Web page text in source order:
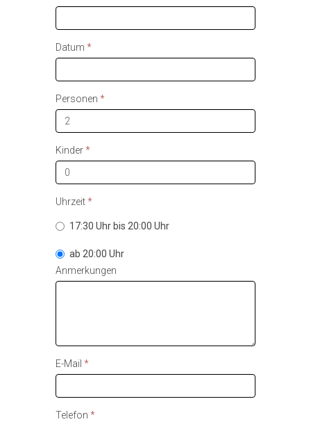
Datum *
Personen *
Kinder*
Uhrzeit*
17:30 Uhr bis 20:00 Uhr
ab 20:00 Uhr
Anmerkungen
E-Mail *
Telefon *